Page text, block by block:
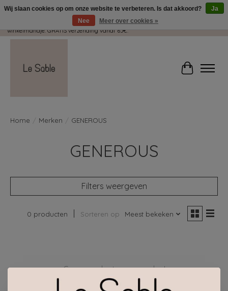
Wij pakken met plezier jouw kadootjes GRATIS in! Duid dit zeker aan in je
winkelmandje. GRATIS verzending vanaf 65€.
Home Merken GENEROUS
GENEROUS
Filters weergeven
0 producten Sorteren op Meest bekeken
Geen producten gevonden!
Wij slaan cookies op om onze website te verbeteren. Is dat akkoord?
Ja
Nee
Meer over cookies »